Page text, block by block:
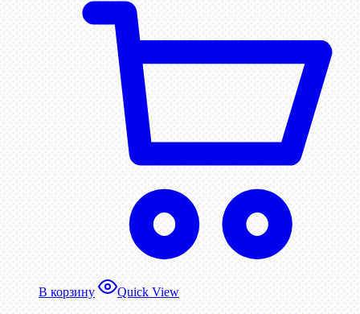
В корзину Quick View